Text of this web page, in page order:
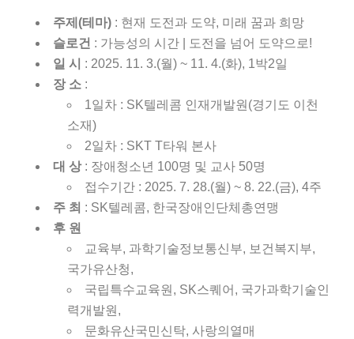
주제(테마) : 현재 도전과 도약, 미래 꿈과 희망
슬로건 : 가능성의 시간 | 도전을 넘어 도약으로!
일 시
: 2025. 11. 3.(월) ~ 11. 4.(화), 1박2일
장 소 :
1일차 : SK텔레콤 인재개발원(경기도 이천
소재)
2일차 : SKT T타워 본사
대 상: 장애청소년 100명 및 교사 50명
접수기간 : 2025. 7. 28.(월) ~ 8. 22.(금), 4주
주 최 : SK텔레콤, 한국장애인단체총연맹
후 원
교육부, 과학기술정보통신부, 보건복지부,
국가유산청,
국립특수교육원, SK스퀘어, 국가과학기술인
력개발원,
문화유산국민신탁, 사랑의열매